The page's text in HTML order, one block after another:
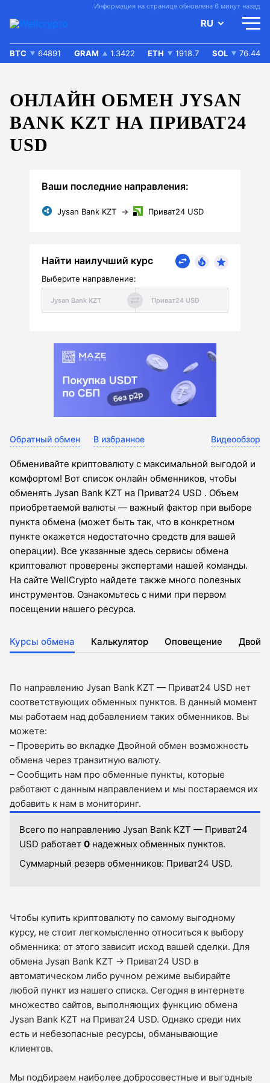
Информация на странице обновлена 6 минут назад
RU
BTC 64891 GRAM 1.3422 ETH 1918.7 SOL 76.44
ОНЛАЙН ОБМЕН JYSAN
BANK KZT НА ПРИВАТ24
USD
Ваши последние направления:
Jysan Bank KZT → Приват24 USD
Найти наилучший курс
Выберите направление:
Обратный обмен В избранное Видеообзор
Обменивайте криптовалюту с максимальной выгодой и
комфортом! Вот список онлайн обменников, чтобы
обменять Jysan Bank KZT на Приват24 USD . Объем
приобретаемой валюты — важный фактор при выборе
пункта обмена (может быть так, что в конкретном
пункте окажется недостаточно средств для вашей
операции). Все указанные здесь сервисы обмена
криптовалют проверены экспертами нашей команды.
На сайте WellCrypto найдете также много полезных
инструментов. Ознакомьтесь с ними при первом
посещении нашего ресурса.
Курсы обмена Калькулятор Оповещение
По направлению Jysan Bank KZT — Приват24 USD нет
соответствующих обменных пунктов. В данный момент
мы работаем над добавлением таких обменников. Вы
можете:
– Проверить во вкладкe Двойной обмен возможность
обмена через транзитную валюту.
– Сообщить нам про обменные пункты, которые
работают с данным направлением и мы постараемся их
добавить к нам в мониторинг.
Всего по направлению Jysan Bank KZT — Приват24
USD работает 0 надежных обменных пунктов.
Суммарный резерв обменников: Приват24 USD.
Чтобы купить криптовалюту по самому выгодному
курсу, не стоит легкомысленно относиться к выбору
обменника: от этого зависит исход вашей сделки. Для
обмена Jysan Bank KZT → Приват24 USD в
автоматическом либо ручном режиме выбирайте
любой пункт из нашего списка. Сегодня в интернете
множество сайтов, выполняющих функцию обмена
Jysan Bank KZT на Приват24 USD. Однако среди них
есть и небезопасные ресурсы, обманывающие
клиентов.
Мы подбираем наиболее добросовестные и выгодные